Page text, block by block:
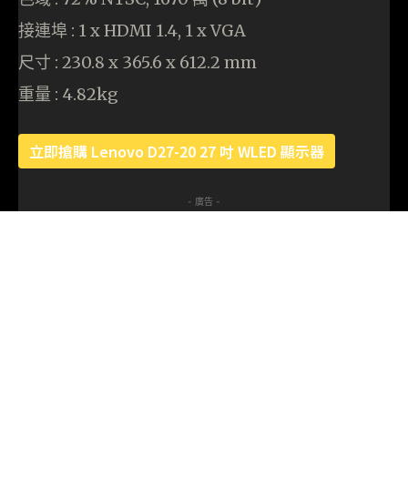
接連埠 : 1 x HDMI 1.4, 1 x VGA
尺寸 : 230.8 x 365.6 x 612.2 mm
重量 : 4.82kg
立即搶購 Lenovo D27-20 27 吋 WLED 顯示器
- 廣告 -